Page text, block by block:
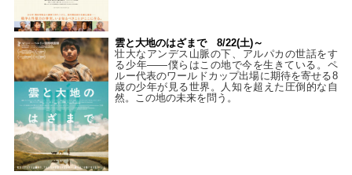
雲と大地のはざまで 8/22(土)～
壮大なアンデス山脈の下、アルパカの世話をす
る少年――僕らはこの地で今を生きている。ペ
ルー代表のワールドカップ出場に期待を寄せる8
歳の少年が見る世界。人知を超えた圧倒的な自
然。この地の未来を問う。